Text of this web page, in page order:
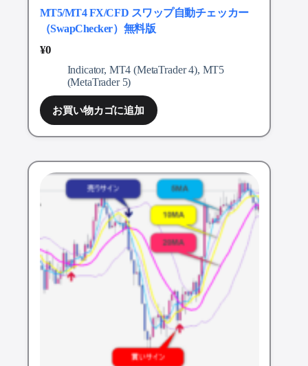
MT5/MT4 FX/CFD スワップ自動チェッカー
（SwapChecker）無料版
¥0
Indicator, MT4 (MetaTrader 4), MT5
(MetaTrader 5)
お買い物カゴに追加